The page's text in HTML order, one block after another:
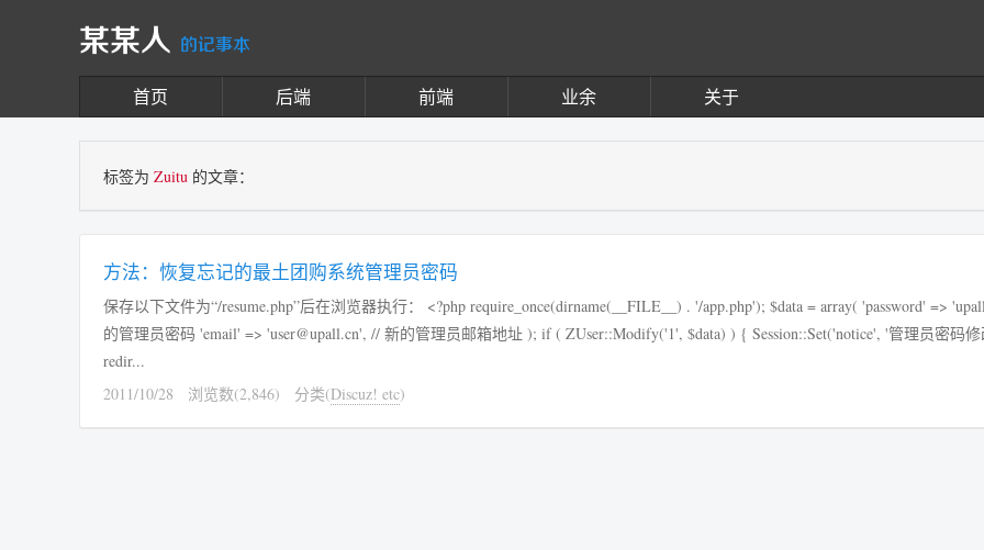
某某人 的记事本
首页 后端 前端 业余 关于
标签为 Zuitu 的文章：
方法：恢复忘记的最土团购系统管理员密码
保存以下文件为“/resume.php”后在浏览器执行： <?php require_once(dirname(__FILE__) . '/app.php'); $data = array( 'password' => 'upall.cn', // 新
的管理员密码 'email' => 'user@upall.cn', // 新的管理员邮箱地址 ); if ( ZUser::Modify('1', $data) ) { Session::Set('notice', '管理员密码修改成功');
redir...
2011/10/28
浏览数(2,846) 分类(Discuz! etc)